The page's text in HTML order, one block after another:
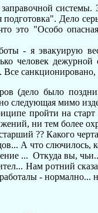
системы.
подготовка". Дело
это "Особо
- я эвакуирую весь
человек
санкционировано,
было поздним
следующая мимо
пройти на старт
ни тем более
?? Какого
А что слючилось,
... Откуда вы,
Нам ротний
- нормално...